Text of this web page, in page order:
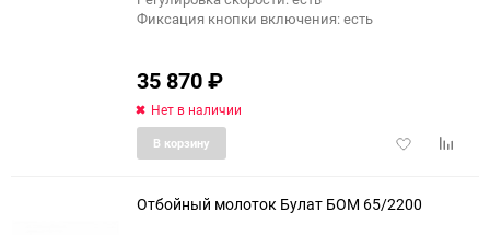
Фиксация кнопки включения: есть
35 870₽
Нет в наличии
Добавить
В корзину
Отбойный молоток Булат БОМ 65/2200